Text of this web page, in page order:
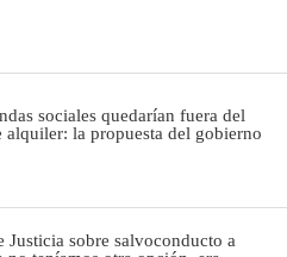
sociales quedarían fuera del
alquiler: la propuesta del gobierno
Justicia sobre salvoconducto a